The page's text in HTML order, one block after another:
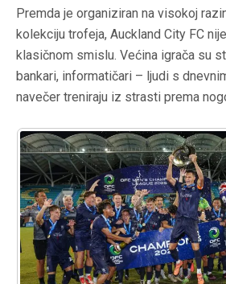
Premda je organiziran na visokoj
kolekciju trofeja, Auckland City FC
klasičnom smislu. Većina igrača su
bankari, informatičari – ljudi s
navečer treniraju iz strasti prema